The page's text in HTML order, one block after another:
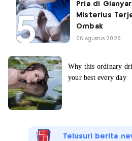
Pria di
Misterius
Ombak
06 Agustus 2026
Telusuri berita